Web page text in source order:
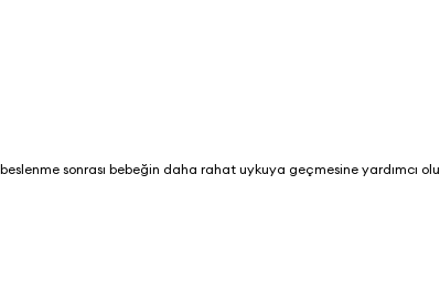
sonrası bebeğin daha rahat uykuya geçmesine yardımcı